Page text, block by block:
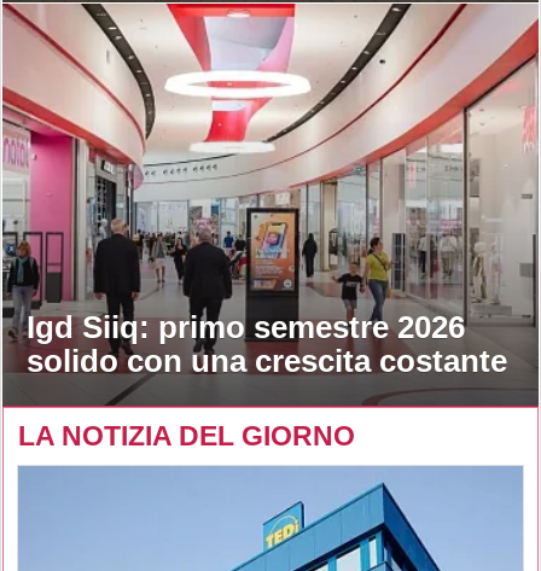
Igd Siiq: primo semestre 2026
solido con una crescita costante
LA NOTIZIA DEL GIORNO